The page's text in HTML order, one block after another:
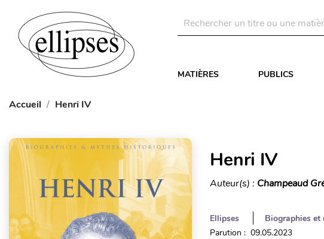
MATIÈRES PUBLICS
Accueil Henri IV
Henri IV
Auteur(s) : Champeaud
Ellipses
Biographies et
Parution : 09.05.2023